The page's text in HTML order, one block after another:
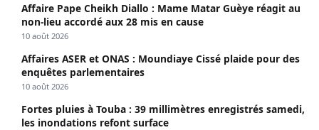
Affaire Pape Cheikh Diallo : Mame Matar Guèye réagit au
non-lieu accordé aux 28 mis en cause
10 août 2026
Affaires ASER et ONAS : Moundiaye Cissé plaide pour des
enquêtes parlementaires
10 août 2026
Fortes pluies à Touba : 39 millimètres enregistrés samedi,
les inondations refont surface